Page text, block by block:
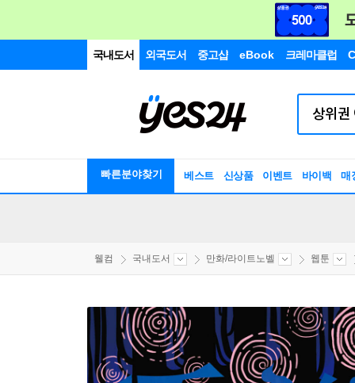
국내도서 외국도서 중고샵 eBook 크레마클럽
빠른분야찾기 베스트 신상품 이벤트 바이백 매
웰컴 국내도서 만화/라이트노벨 웹툰